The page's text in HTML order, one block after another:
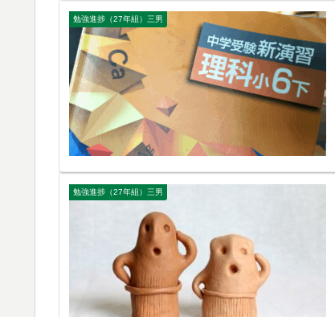
勉強進捗（27年組）三男
勉強進捗（27年組）三男